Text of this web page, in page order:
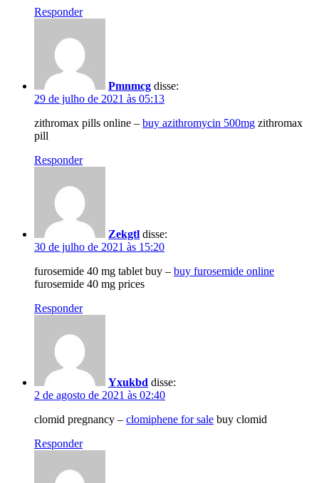
Responder
Pmnmcg disse:
29 de julho de 2021 às 05:13
zithromax pills online – buy azithromycin 500mg zithromax
pill
Responder
Zekgtl disse:
30 de julho de 2021 às 15:20
furosemide 40 mg tablet buy – buy furosemide online
furosemide 40 mg prices
Responder
Yxukbd disse:
2 de agosto de 2021 às 02:40
clomid pregnancy – clomiphene for sale buy clomid
Responder